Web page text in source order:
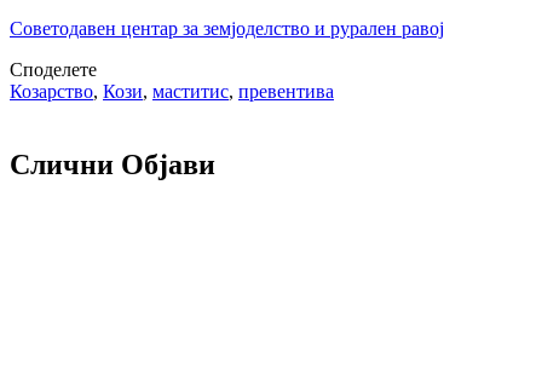
Советодавен центар за земјоделство и рурален равој
Споделете
Козарство, Кози, маститис, превентива
Слични Објави